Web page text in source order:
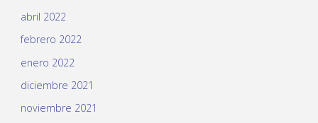
abril 2022
febrero 2022
enero 2022
diciembre 2021
noviembre 2021